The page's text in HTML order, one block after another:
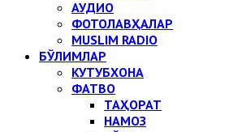
АУДИО
ФОТОЛАВҲАЛАР
MUSLIM RADIO
БЎЛИМЛАР
КУТУБХОНА
ФАТВО
ТАҲОРАТ
НАМОЗ